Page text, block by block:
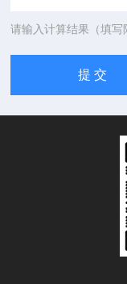
请输入计算结果（填